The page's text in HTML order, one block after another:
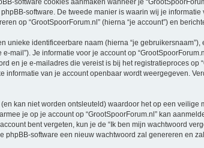
software. De tweede manier is waarin wij je
op “GrootSpoorForum.nl” (hierna “je account”) en
unieke identificeerbare naam (hierna “je
mail”). Je informatie voor je account op
en je e-mailadres die vereist is bij het registratieproces op
informatie van je account openbaar wordt weergegeven.
kan niet worden ontsleuteld) waardoor het op een
je op je account op “GrootSpoorForum.nl” kan
bent vergeten, kun je de “Ik ben mijn wachtwoord
phpBB-software een nieuw wachtwoord zal genereren en